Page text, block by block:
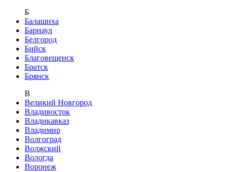
Б
Балашиха
Барнаул
Белгород
Бийск
Благовещенск
Братск
Брянск
В
Великий Новгород
Владивосток
Владикавказ
Владимир
Волгоград
Волжский
Вологда
Воронеж